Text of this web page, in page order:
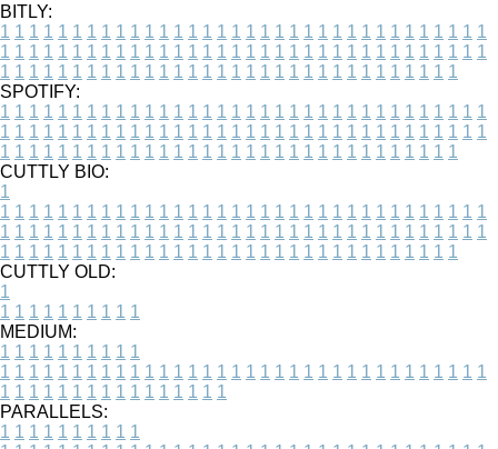
BITLY:
1 1 1 1 1 1 1 1 1 1 1 1 1 1 1 1 1 1 1 1 1 1 1 1 1 1 1 1 1 1 1 1 1 1
1 1 1 1 1 1 1 1 1 1 1 1 1 1 1 1 1 1 1 1 1 1 1 1 1 1 1 1 1 1 1 1 1 1
1 1 1 1 1 1 1 1 1 1 1 1 1 1 1 1 1 1 1 1 1 1 1 1 1 1 1 1 1 1 1 1
SPOTIFY:
1 1 1 1 1 1 1 1 1 1 1 1 1 1 1 1 1 1 1 1 1 1 1 1 1 1 1 1 1 1 1 1 1 1
1 1 1 1 1 1 1 1 1 1 1 1 1 1 1 1 1 1 1 1 1 1 1 1 1 1 1 1 1 1 1 1 1 1
1 1 1 1 1 1 1 1 1 1 1 1 1 1 1 1 1 1 1 1 1 1 1 1 1 1 1 1 1 1 1 1
CUTTLY BIO:
1
1 1 1 1 1 1 1 1 1 1 1 1 1 1 1 1 1 1 1 1 1 1 1 1 1 1 1 1 1 1 1 1 1 1
1 1 1 1 1 1 1 1 1 1 1 1 1 1 1 1 1 1 1 1 1 1 1 1 1 1 1 1 1 1 1 1 1 1
1 1 1 1 1 1 1 1 1 1 1 1 1 1 1 1 1 1 1 1 1 1 1 1 1 1 1 1 1 1 1 1
CUTTLY OLD:
1
1 1 1 1 1 1 1 1 1 1
MEDIUM:
1 1 1 1 1 1 1 1 1 1
1 1 1 1 1 1 1 1 1 1 1 1 1 1 1 1 1 1 1 1 1 1 1 1 1 1 1 1 1 1 1 1 1 1
1 1 1 1 1 1 1 1 1 1 1 1 1 1 1 1
PARALLELS:
1 1 1 1 1 1 1 1 1 1